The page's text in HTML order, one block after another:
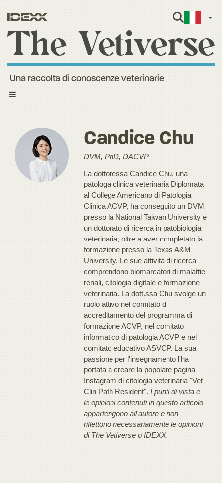
Toggle
Una raccolta di conoscenze veterinarie
Candice Chu
DVM, PhD, DACVP
La dottoressa Candice Chu, una
patologa clinica veterinaria Diplomata
al College Americano di Patologia
Clinica ACVP, ha conseguito un DVM
presso la National Taiwan University e
un dottorato di ricerca in patobiologia
veterinaria, oltre a aver completato la
formazione presso la Texas A&M
University. Le sue attività di ricerca
comprendono biomarcatori di malattie
renali, citologia digitale e formazione
veterinaria. La dott.ssa Chu svolge un
ruolo attivo nel comitato di
accreditamento del programma di
formazione ACVP, nel comitato
informatico di patologia ACVP e nel
comitato educativo ASVCP. La sua
passione per l'insegnamento l'ha
portata a creare la popolare pagina
Instagram di citologia veterinaria "Vet
Clin Path Resident".I punti di vista e
le opinioni contenuti in questo articolo
appartengono all'autore e non
riflettono necessariamente le opinioni
di The Vetiverse o IDEXX.